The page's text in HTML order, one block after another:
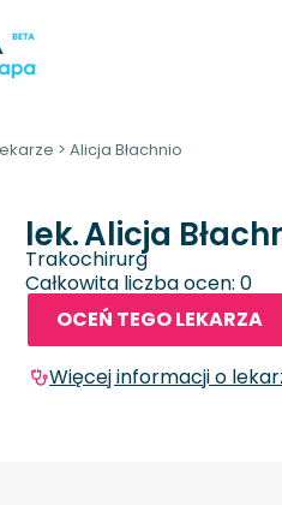
> Alicja Błachnio
lek.Alicja
Trakochirurg
Całkowita liczba ocen: 0
OCEŃ TEGO LEKARZA
Więcej informacji o